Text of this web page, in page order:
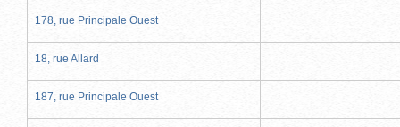
178, rue Principale Ouest
18, rue Allard
187, rue Principale Ouest